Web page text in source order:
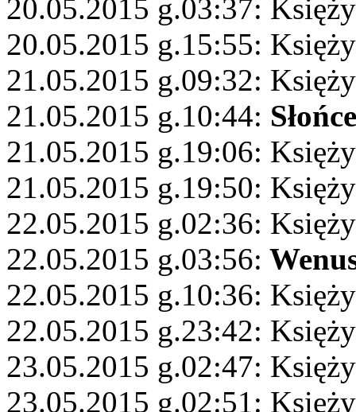
20.05.2015 g.03:37:
20.05.2015 g.15:55:
21.05.2015 g.09:32:
21.05.2015 g.10:44: Słońce
21.05.2015 g.19:06:
21.05.2015 g.19:50:
22.05.2015 g.02:36:
22.05.2015 g.03:56:
22.05.2015 g.10:36:
22.05.2015 g.23:42:
23.05.2015 g.02:47:
23.05.2015 g.02:51: